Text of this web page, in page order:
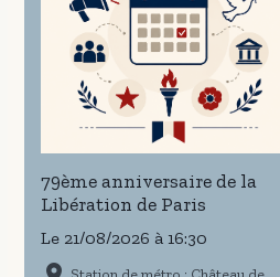
79ème anniversaire de la
Libération de Paris
Le 21/08/2026 à 16:30